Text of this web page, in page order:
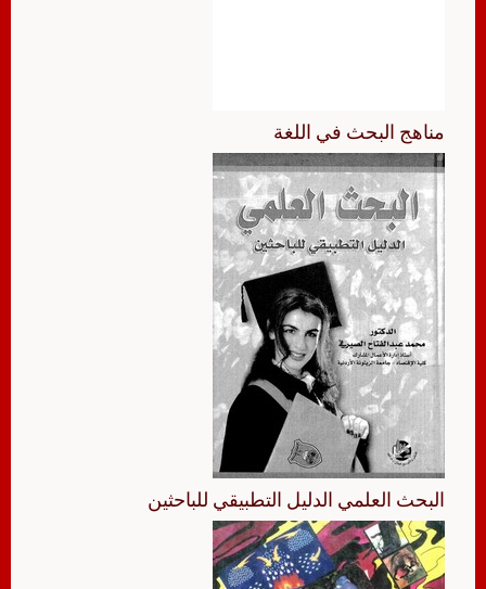
مناهج البحث في اللغة
البحث العلمي الدليل التطبيقي للباحثين